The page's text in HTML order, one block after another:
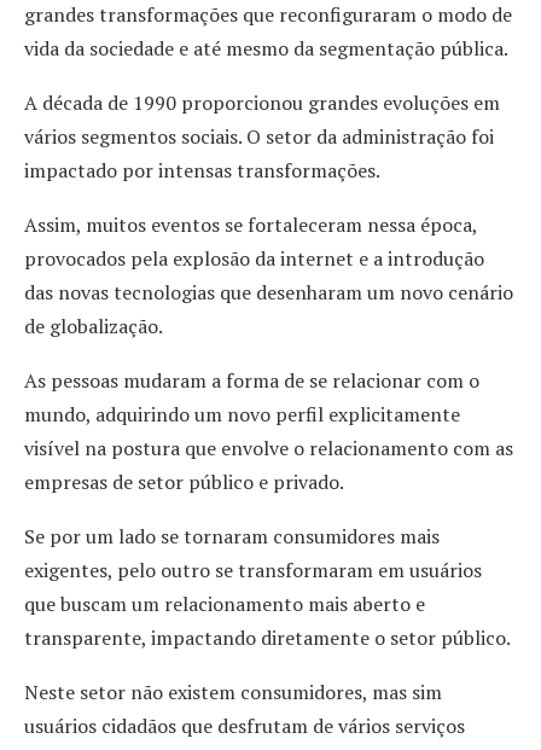
grandes transformações que reconfiguraram o modo de
vida da sociedade e até mesmo da segmentação pública.
A década de 1990 proporcionou grandes evoluções em
vários segmentos sociais. O setor da administração foi
impactado por intensas transformações.
Assim, muitos eventos se fortaleceram nessa época,
provocados pela explosão da internet e a introdução
das novas tecnologias que desenharam um novo cenário
de globalização.
As pessoas mudaram a forma de se relacionar com o
mundo, adquirindo um novo perfil explicitamente
visível na postura que envolve o relacionamento com as
empresas de setor público e privado.
Se por um lado se tornaram consumidores mais
exigentes, pelo outro se transformaram em usuários
que buscam um relacionamento mais aberto e
transparente, impactando diretamente o setor público.
Neste setor não existem consumidores, mas sim
usuários cidadãos que desfrutam de vários serviços